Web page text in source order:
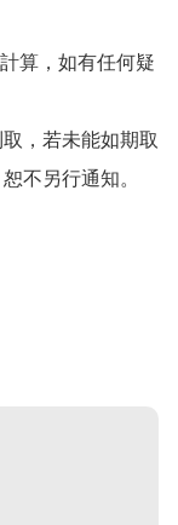
算，如有任何疑
，若未能如期取
不另行通知。